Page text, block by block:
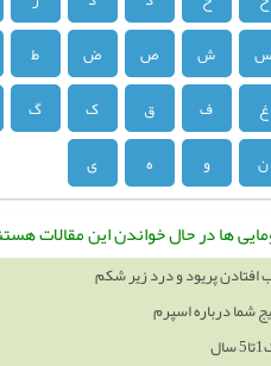
س ش ص ض ط
غ ف ق ک گ
ن و ه ی
ها در حال خواندن این مقالات